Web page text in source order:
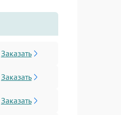
Заказать
Заказать
Заказать